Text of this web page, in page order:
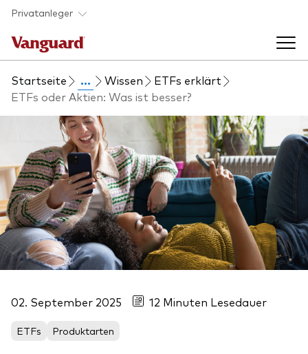
Skip to main content
Privatanleger
Indexfonds & ETFs
Back to main menu
Produkte handeln
Anbieterliste
Produkte im Überblick
Produktliste
Unser Angebot
Back to main menu
Aktuelles
Veranstaltungen
Über uns
Jetzt investieren
Startseite ... Wissen
ETFs erklärt
ETFs oder Aktien: Was ist besser?
02. September 2025 12 Minuten Lesedauer
ETFs Produktarten